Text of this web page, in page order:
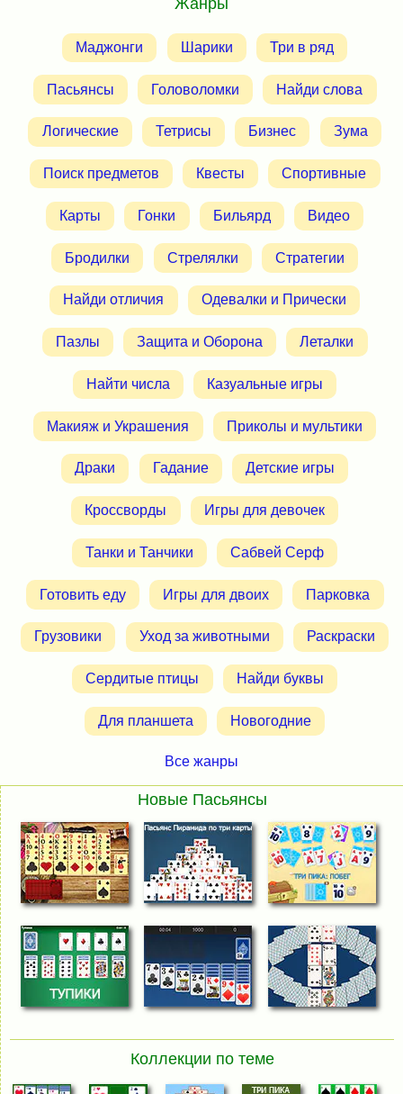
Жанры
Маджонги Шарики Три в ряд
Пасьянсы Головоломки Найди слова
Логические Тетрисы Бизнес Зума
Поиск предметов Квесты Спортивные
Карты Гонки Бильярд Видео
Бродилки Стрелялки Стратегии
Найди отличия Одевалки и Прически
Пазлы Защита и Оборона Леталки
Найти числа Казуальные игры
Макияж и Украшения Приколы и мультики
Драки Гадание Детские игры
Кроссворды Игры для девочек
Танки и Танчики Сабвей Серф
Готовить еду Игры для двоих Парковка
Грузовики Уход за животными Раскраски
Сердитые птицы Найди буквы
Для планшета Новогодние
Все жанры
Новые Пасьянсы
Коллекции по теме